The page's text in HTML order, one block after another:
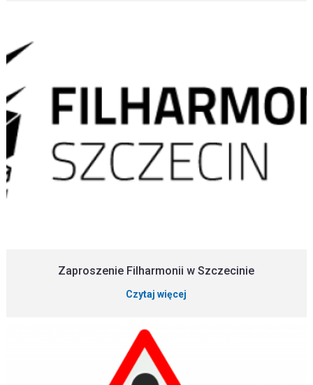
Zaproszenie Filharmonii w Szczecinie
Czytaj więcej